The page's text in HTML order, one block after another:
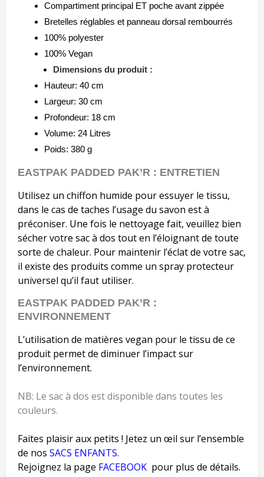
Compartiment principal ET poche avant zippée
Bretelles réglables et panneau dorsal rembourrés
100% polyester
100% Vegan
Dimensions du produit :
Hauteur: 40 cm
Largeur: 30 cm
Profondeur: 18 cm
Volume: 24 Litres
Poids: 380 g
EASTPAK PADDED PAK’R : ENTRETIEN
Utilisez un chiffon humide pour essuyer le tissu,
dans le cas de taches l’usage du savon est à
préconiser. Une fois le nettoyage fait, veuillez bien
sécher votre sac à dos tout en l’éloignant de toute
sorte de chaleur. Pour maintenir l’éclat de votre sac,
il existe des produits comme un spray protecteur
universel qu’il faut utiliser.
EASTPAK PADDED PAK’R :
ENVIRONNEMENT
L’utilisation de matières vegan pour le tissu de ce
produit permet de diminuer l’impact sur
l’environnement.
NB: Le sac à dos est disponible dans toutes les
couleurs.
Faites plaisir aux petits ! Jetez un œil sur l’ensemble
de nos SACS ENFANTS.
Rejoignez la page FACEBOOK pour plus de détails.